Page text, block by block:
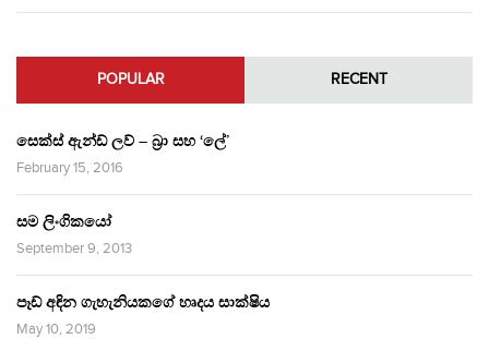
POPULAR RECENT
සෙක්ස් ඇන්ඩ් ලව් – බ්‍රා සහ ‘ලේ’
February 15, 2016
සම ලිංගිකයෝ
September 9, 2013
පෑඩ් අඳින ගැහැනියකගේ හෘදය සාක්ෂිය
May 10, 2019